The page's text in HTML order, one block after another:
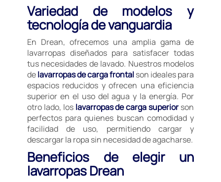
Variedad de modelos y
tecnología de vanguardia
En Drean, ofrecemos una amplia gama de
lavarropas diseñados para satisfacer todas
tus necesidades de lavado. Nuestros modelos
delavarropas de carga frontalson ideales para
espacios reducidos y ofrecen una eficiencia
superior en el uso del agua y la energía. Por
otro lado, los lavarropas de carga superior son
perfectos para quienes buscan comodidad y
facilidad de uso, permitiendo cargar y
descargar la ropa sin necesidad de agacharse.
Beneficios de elegir un
lavarropas Drean